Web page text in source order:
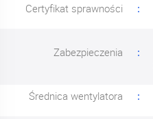
Certyfikat sprawności
Zabezpieczenia
Średnica wentylatora